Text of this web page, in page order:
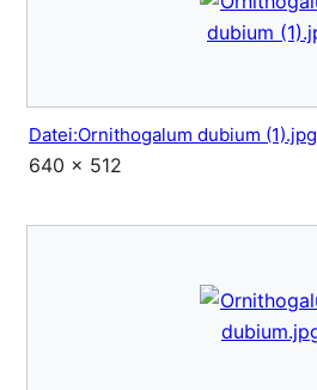
Datei:Ornithogalum dubium (1).jpg
640 × 512